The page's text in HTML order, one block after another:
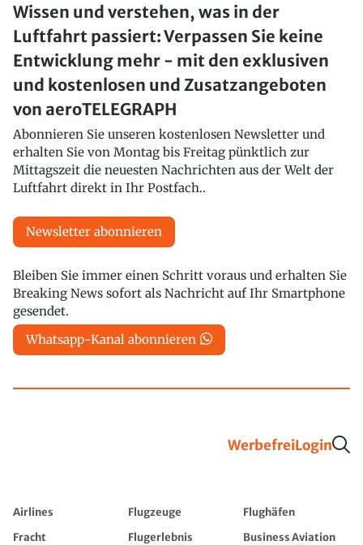
Wissen und verstehen, was in der
Luftfahrt passiert: Verpassen Sie keine
Entwicklung mehr - mit den exklusiven
und kostenlosen und Zusatzangeboten
von aeroTELEGRAPH
Abonnieren Sie unseren kostenlosen Newsletter und
erhalten Sie von Montag bis Freitag pünktlich zur
Mittagszeit die neuesten Nachrichten aus der Welt der
Luftfahrt direkt in Ihr Postfach..
Newsletter abonnieren
Bleiben Sie immer einen Schritt voraus und erhalten Sie
Breaking News sofort als Nachricht auf Ihr Smartphone
gesendet.
Whatsapp-Kanal abonnieren
WerbefreiLogin
Airlines Flugzeuge
Flughäfen
Fracht
Flugerlebnis
Business Aviation